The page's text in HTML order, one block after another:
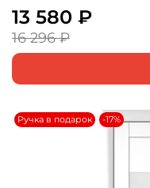
13 580 ₽
16 296 ₽
Ручка в подарок -17%